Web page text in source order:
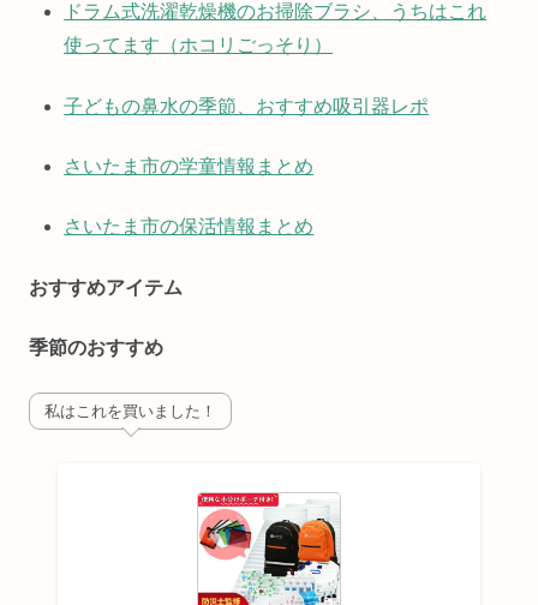
ドラム式洗濯乾燥機のお掃除ブラシ、うちはこれ
使ってます（ホコリごっそり）
子どもの鼻水の季節、おすすめ吸引器レポ
さいたま市の学童情報まとめ
さいたま市の保活情報まとめ
おすすめアイテム
季節のおすすめ
私はこれを買いました！